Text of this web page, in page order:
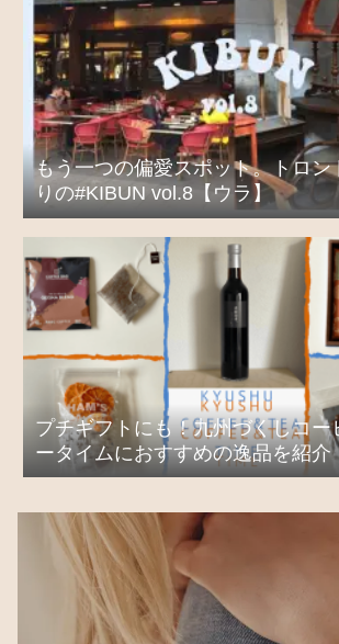
もう一つの偏愛スポット。トロン
りの#KIBUN vol.8【ウラ】
プチギフトにも！九州づくしコー
ータイムにおすすめの逸品を紹介